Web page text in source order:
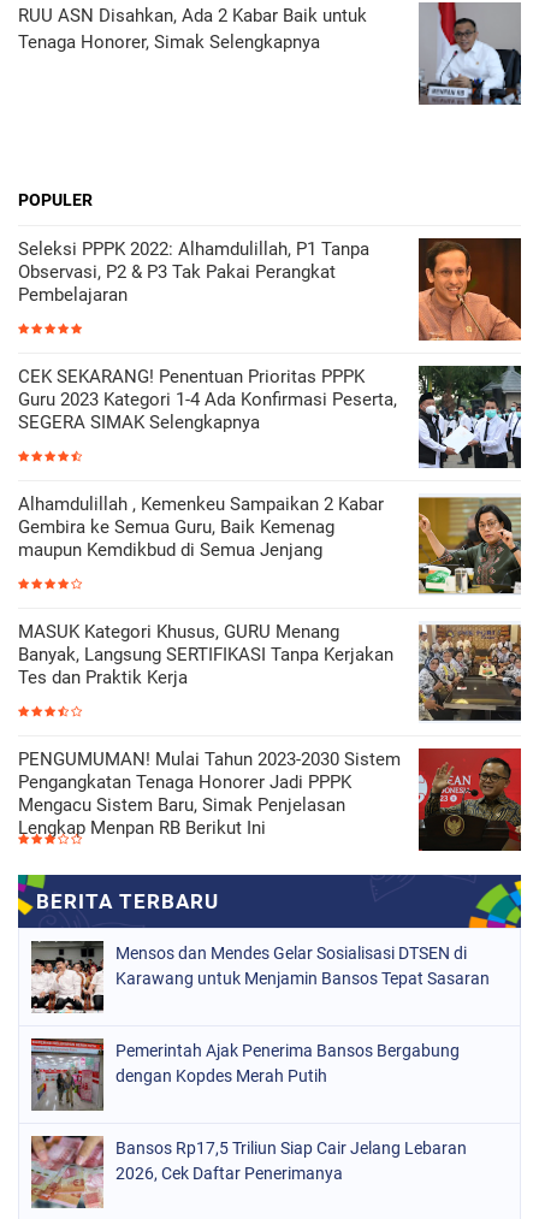
RUU ASN Disahkan, Ada 2 Kabar Baik untuk
Tenaga Honorer, Simak Selengkapnya
POPULER
Seleksi PPPK 2022: Alhamdulillah, P1 Tanpa
Observasi, P2 & P3 Tak Pakai Perangkat
Pembelajaran
CEK SEKARANG! Penentuan Prioritas PPPK
Guru 2023 Kategori 1-4 Ada Konfirmasi Peserta,
SEGERA SIMAK Selengkapnya
Alhamdulillah , Kemenkeu Sampaikan 2 Kabar
Gembira ke Semua Guru, Baik Kemenag
maupun Kemdikbud di Semua Jenjang
MASUK Kategori Khusus, GURU Menang
Banyak, Langsung SERTIFIKASI Tanpa Kerjakan
Tes dan Praktik Kerja
PENGUMUMAN! Mulai Tahun 2023-2030 Sistem
Pengangkatan Tenaga Honorer Jadi PPPK
Mengacu Sistem Baru, Simak Penjelasan
Lengkap Menpan RB Berikut Ini
Mensos dan Mendes Gelar Sosialisasi DTSEN di
Karawang untuk Menjamin Bansos Tepat Sasaran
Pemerintah Ajak Penerima Bansos Bergabung
dengan Kopdes Merah Putih
Bansos Rp17,5 Triliun Siap Cair Jelang Lebaran
2026, Cek Daftar Penerimanya